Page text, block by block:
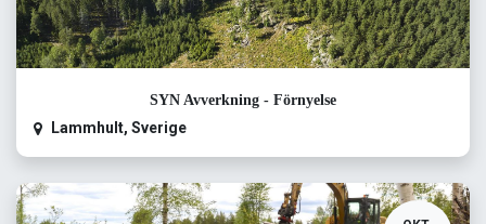
SYN Avverkning - Förnyelse
Lammhult, Sverige